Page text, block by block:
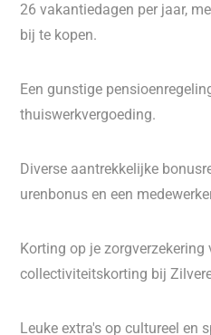
26 vakantiedagen per jaar,
bij te kopen.
Een gunstige
thuiswerkvergoeding.
Diverse aantrekkelijke
urenbonus en een
Korting op je zorgverzekering
collectiviteitskorting bij
Leuke extra's op cultureel en